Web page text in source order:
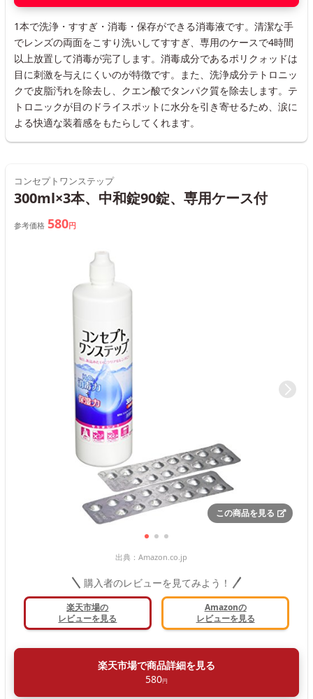
1本で洗浄・すすぎ・消毒・保存ができる消毒液です。清潔な手
でレンズの両面をこすり洗いしてすすぎ、専用のケースで4時間
以上放置して消毒が完了します。消毒成分であるポリクォッドは
目に刺激を与えにくいのが特徴です。また、洗浄成分テトロニッ
クで皮脂汚れを除去し、クエン酸でタンパク質を除去します。テ
トロニックが目のドライスポットに水分を引き寄せるため、涙に
よる快適な装着感をもたらしてくれます。
コンセプトワンステップ
300ml×3本、中和錠90錠、専用ケース付
参考価格 580円
この商品を見る
出典： Amazon.co.jp
購入者のレビューを見てみよう！
楽天市場の
レビューを見る
Amazonの
レビューを見る
楽天市場で商品詳細を見る
580円